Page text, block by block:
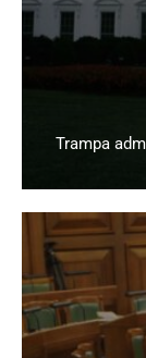
Trampa